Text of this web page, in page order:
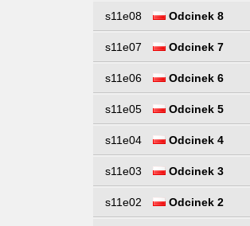
s11e08 Odcinek 8
s11e07 Odcinek 7
s11e06 Odcinek 6
s11e05 Odcinek 5
s11e04 Odcinek 4
s11e03 Odcinek 3
s11e02 Odcinek 2